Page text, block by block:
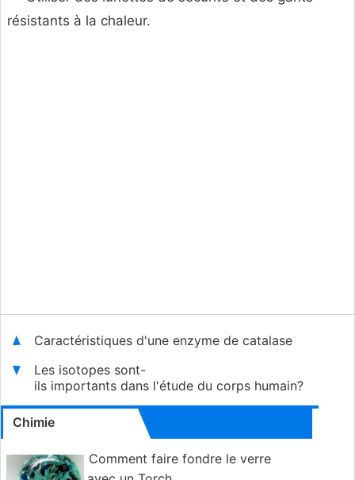
résistants à la chaleur.
Caractéristiques d'une enzyme de catalase
Les isotopes sont-
ils importants dans l'étude du corps humain?
Chimie
Comment faire fondre le verre